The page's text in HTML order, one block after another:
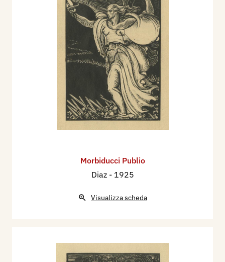
Morbiducci Publio
Diaz - 1925
Visualizza scheda